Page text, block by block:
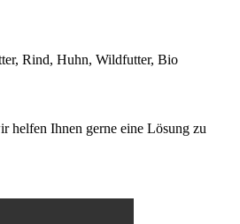
Rind, Huhn, Wildfutter, Bio
helfen Ihnen gerne eine Lösung zu